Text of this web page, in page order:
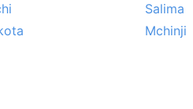
Salima
Mchinji